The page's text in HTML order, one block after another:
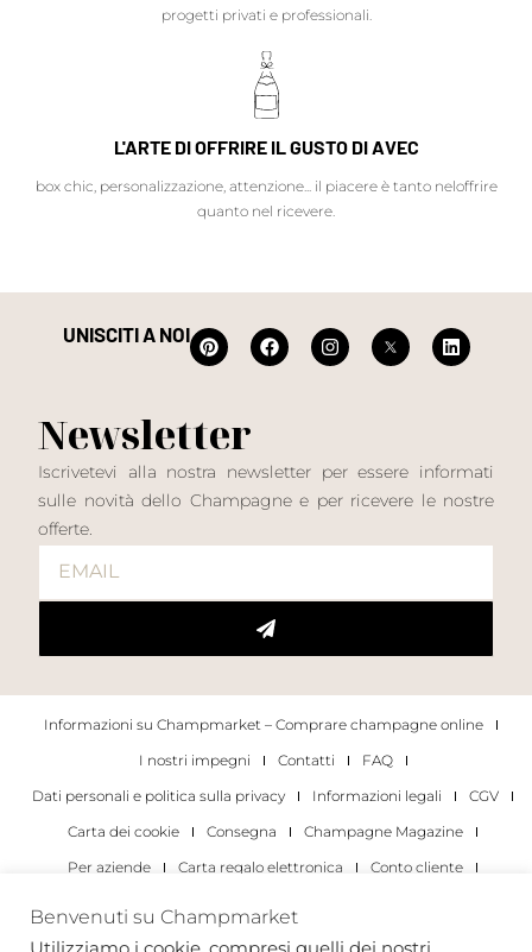
progetti privati e professionali.
L'ARTE DI OFFRIRE IL GUSTO DI AVEC
box chic, personalizzazione, attenzione... il piacere è tanto neloffrire
quanto nel ricevere.
UNISCITI A NOI
Newsletter
Iscrivetevi alla nostra newsletter per essere informati
sulle novità dello Champagne e per ricevere le nostre
offerte.
Informazioni su Champmarket – Comprare champagne online
I nostri impegni
Contatti
FAQ
Dati personali e politica sulla privacy
Informazioni legali
CGV
Carta dei cookie
Consegna
Champagne Magazine
Per aziende
Carta regalo elettronica
Conto cliente
Per gli individui
Per le aziende
Benvenuti su Champmarket